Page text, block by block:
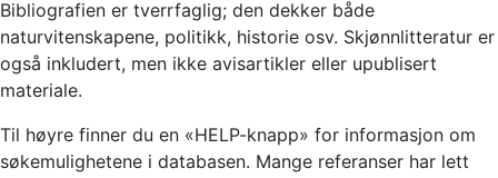
Bibliografien er tverrfaglig; den dekker både
naturvitenskapene, politikk, historie osv. Skjønnlitteratur er
også inkludert, men ikke avisartikler eller upublisert
materiale.
Til høyre finner du en «HELP-knapp» for informasjon om
søkemulighetene i databasen. Mange referanser har lett